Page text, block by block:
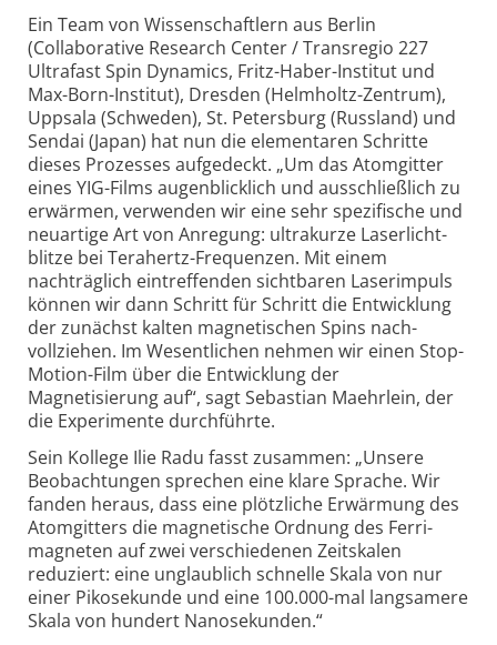
Ein Team von Wissenschaftlern aus Berlin
(Collaborative Research Center / Transregio 227
Ultrafast Spin Dynamics, Fritz-Haber-Institut und
Max-Born-Institut), Dresden (Helmholtz-Zentrum),
Uppsala (Schweden), St. Petersburg (Russland) und
Sendai (Japan) hat nun die elementaren Schritte
dieses Prozesses aufgedeckt. „Um das Atom­gitter
eines YIG-Films augen­blicklich und ausschließlich zu
erwärmen, verwenden wir eine sehr spezifische und
neuartige Art von Anregung: ultra­kurze Laser­licht­
blitze bei Terahertz-Frequenzen. Mit einem
nachträglich eintreffenden sichtbaren Laser­impuls
können wir dann Schritt für Schritt die Entwicklung
der zunächst kalten magnetischen Spins nach­
vollziehen. Im Wesentlichen nehmen wir einen Stop-
Motion-Film über die Entwicklung der
Magnetisierung auf“, sagt Sebastian Maehrlein, der
die Experimente durch­führte.
Sein Kollege Ilie Radu fasst zusammen: „Unsere
Beobachtungen sprechen eine klare Sprache. Wir
fanden heraus, dass eine plötzliche Erwärmung des
Atom­gitters die magnetische Ordnung des Ferri­
magneten auf zwei verschiedenen Zeit­skalen
reduziert: eine unglaublich schnelle Skala von nur
einer Piko­sekunde und eine 100.000-mal langsamere
Skala von hundert Nano­sekunden.“